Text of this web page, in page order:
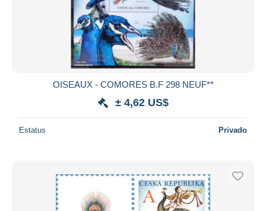
OISEAUX - COMORES B.F 298 NEUF**
± 4,62 US$
Estatus Privado